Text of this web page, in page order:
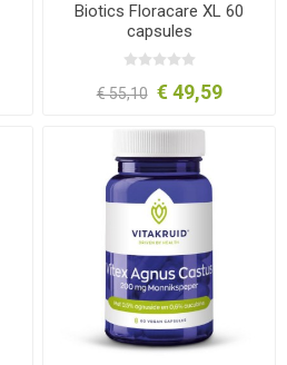
Biotics Floracare XL 60
capsules
€ 55,10 € 49,59